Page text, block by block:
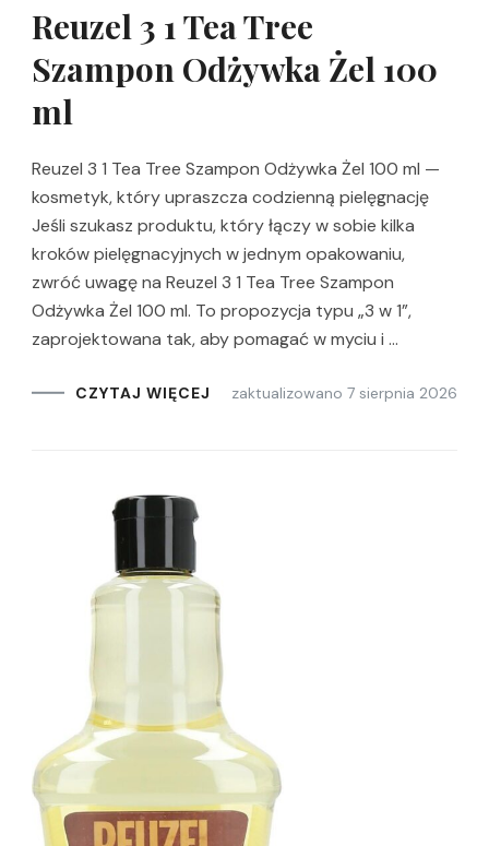
Reuzel 3 1 Tea Tree
Szampon Odżywka Żel 100
ml
Reuzel 3 1 Tea Tree Szampon Odżywka Żel 100 ml —
kosmetyk, który upraszcza codzienną pielęgnację
Jeśli szukasz produktu, który łączy w sobie kilka
kroków pielęgnacyjnych w jednym opakowaniu,
zwróć uwagę na Reuzel 3 1 Tea Tree Szampon
Odżywka Żel 100 ml. To propozycja typu „3 w 1”,
zaprojektowana tak, aby pomagać w myciu i …
CZYTAJ WIĘCEJ zaktualizowano 7 sierpnia 2026